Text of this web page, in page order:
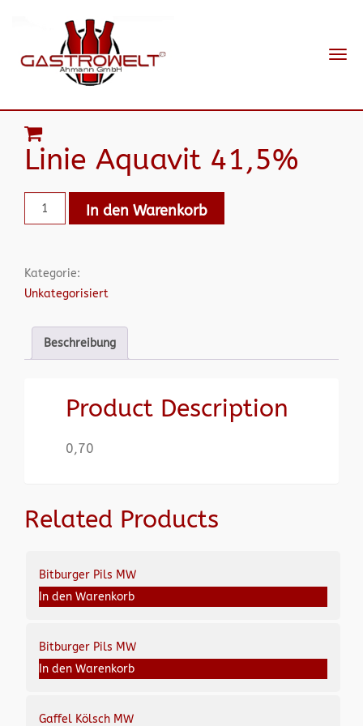
Linie Aquavit 41,5%
In den Warenkorb
Kategorie:
Unkategorisiert
Beschreibung
Product Description
0,70
Related Products
Bitburger Pils MW
In den Warenkorb
Bitburger Pils MW
In den Warenkorb
Gaffel Kölsch MW